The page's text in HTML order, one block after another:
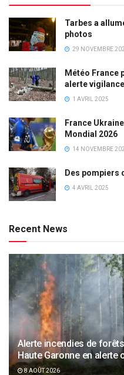
Tarbes a
photos
29 NOVEMBRE
Météo France
alerte
1 AVRIL 2025
France
Mondial 2026
14 NOVEMBRE
Des pompiers
4 AVRIL 2025
Recent News
Alerte incendies de
Haute Garonne en alerte
8 AOÛT 2026